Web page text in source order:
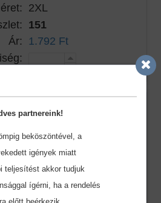
2XL
151
Ár: 1.792 Ft
88
Ár: 2.343 Ft
partnereink!
beköszöntével, a
igények miatt
teljesítést akkor tudjuk
ígérni, ha a rendelés